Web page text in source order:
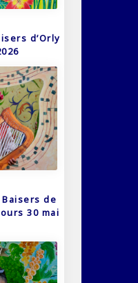
d’Orly
Baisers de
30 mai